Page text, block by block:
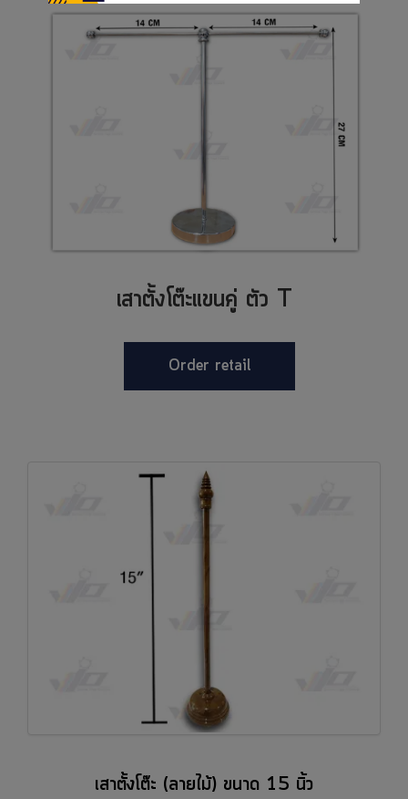
เสาตั้งโต๊ะแขนคู่ ตัว T
Order retail
เสาตั้งโต๊ะ (ลายไม้) ขนาด 15 นิ้ว